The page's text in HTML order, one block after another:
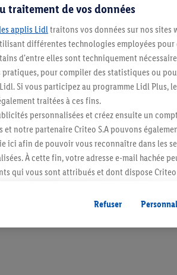
Restez au
Abonnez-vous à la newsletter
S'abonner
traitement de vos données
applis Lidl traitons vos données sur nos sites
différentes technologies employées pour
d'entre elles sont techniquement
pour compiler des statistiques ou
Si vous participez au programme Lidl Plus,
traitées à ces fins.
personnalisées et créez ensuite un
notre partenaire Criteo S.A pouvons
ici afin de pouvoir vous reconnaître dans les
À cette fin, votre adresse e-mail hachée
qui vous sont attribués et dont dispose Criteo
le produit dans un panier d’un webshop
apppareils et plusieurs services de Lidl si
en utilisant votre adresse e-mail hachée et,
Refuser